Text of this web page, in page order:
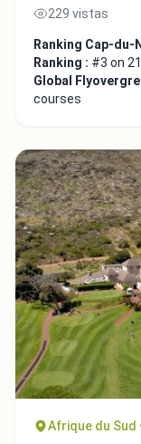
229 vistas
Ranking Cap-du-
Ranking : #3 on
Global
courses
Afrique du Sud